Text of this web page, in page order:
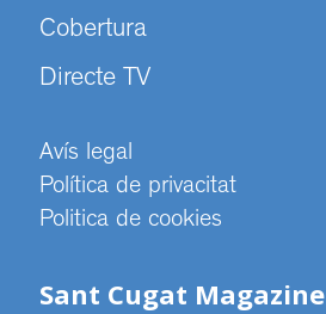
Cobertura
Directe TV
Avís legal
Política de privacitat
Politica de cookies
Sant Cugat Magazine